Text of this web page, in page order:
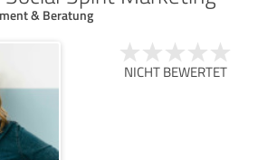
& Beratung
NICHT BEWERTET